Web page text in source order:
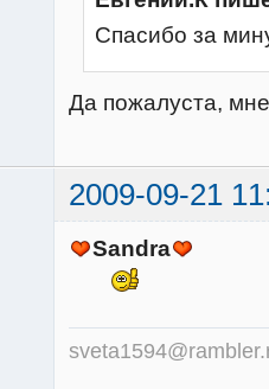
Спасибо за
Да пожалуста,
2009-09-21
Sandra